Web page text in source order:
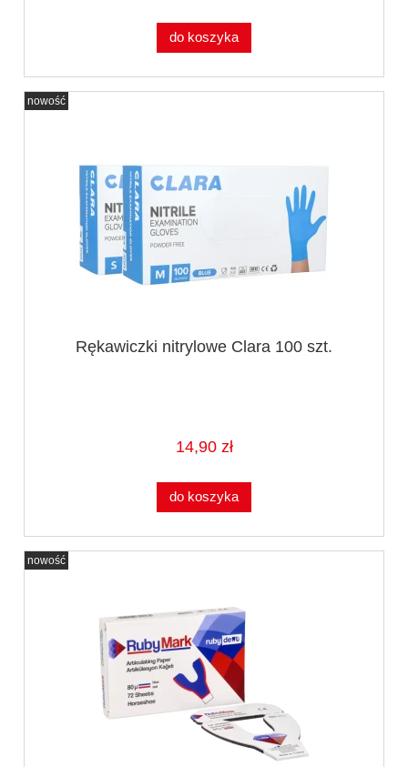
do koszyka
Rękawiczki nitrylowe Clara 100 szt.
14,90 zł
do koszyka
nowość
nowość